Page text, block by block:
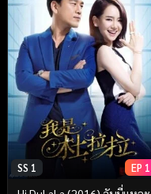
SS 1 EP 1